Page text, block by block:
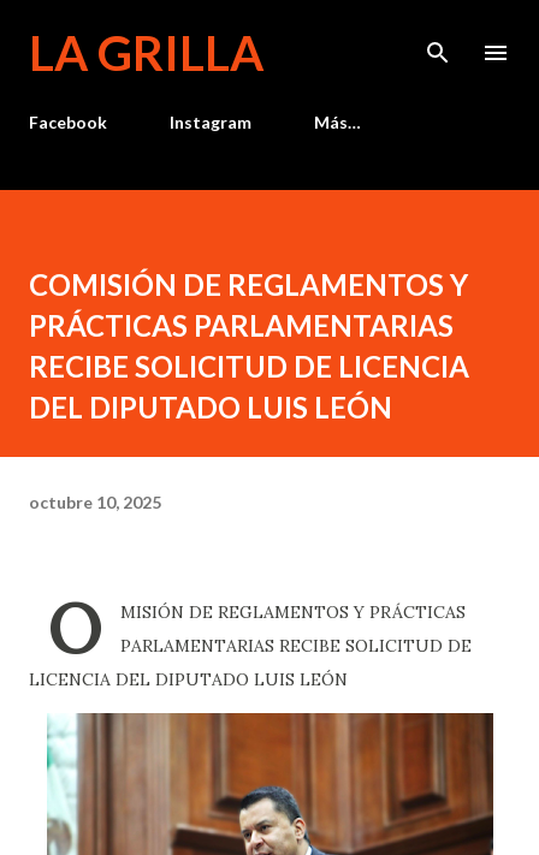
LA GRILLA
Facebook Instagram Más…
COMISIÓN DE REGLAMENTOS Y
PRÁCTICAS PARLAMENTARIAS
RECIBE SOLICITUD DE LICENCIA
DEL DIPUTADO LUIS LEÓN
octubre 10, 2025
O
MISIÓN DE REGLAMENTOS Y PRÁCTICAS
PARLAMENTARIAS RECIBE SOLICITUD DE
LICENCIA DEL DIPUTADO LUIS LEÓN